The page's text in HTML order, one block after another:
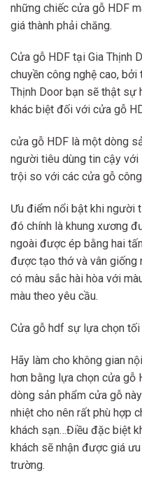
những chiếc cửa gỗ HDF
giá thành phải chăng.
Cửa gỗ HDF tại Gia Thịnh
chuyền công nghệ cao,
Thịnh Door bạn sẽ thật sự
khác biệt đối với cửa gỗ
cửa gỗ HDF là một dòng
người tiêu dùng tin cậy với
trội so với các cửa gỗ
Ưu điểm nổi bật khi người
đó chính là khung xương
ngoài được ép bằng hai
được tạo thớ và vân giống
có màu sắc hài hòa với
màu theo yêu cầu.
Cửa gỗ hdf sự lựa chọn tối
Hãy làm cho không gian
hơn bằng lựa chọn cửa gỗ
dòng sản phẩm cửa gỗ
nhiệt cho nên rất phù hợp
khách sạn…Điều đặc biệt
khách sẽ nhận được giá
trường.